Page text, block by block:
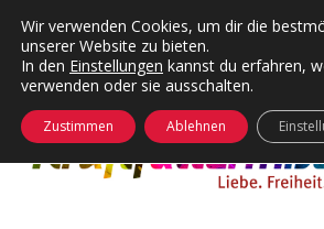
Kategorien
24 Hours Chilling
Die Wende
KFMW-Disco
Dates
öffnen
Wir verwenden Cookies, um dir die
unserer Website zu bieten.
In den Einstellungen kannst du erfahren,
verwenden oder sie ausschalten.
Zustimmen Ablehnen